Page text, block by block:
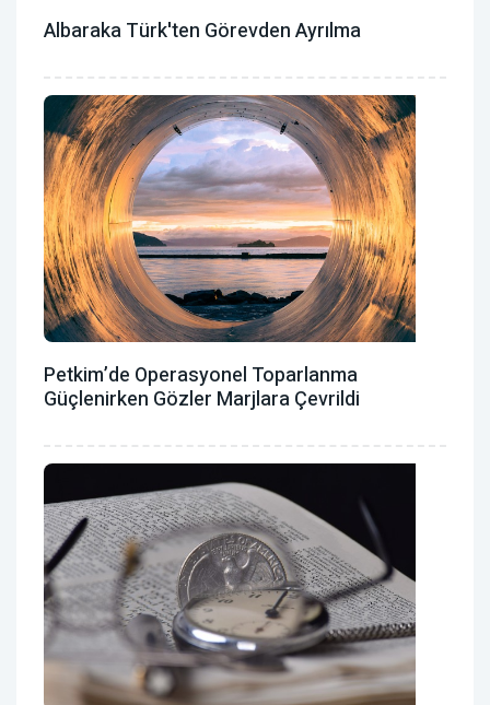
Albaraka Türk'ten Görevden Ayrılma
Petkim’de Operasyonel Toparlanma
Güçlenirken Gözler Marjlara Çevrildi